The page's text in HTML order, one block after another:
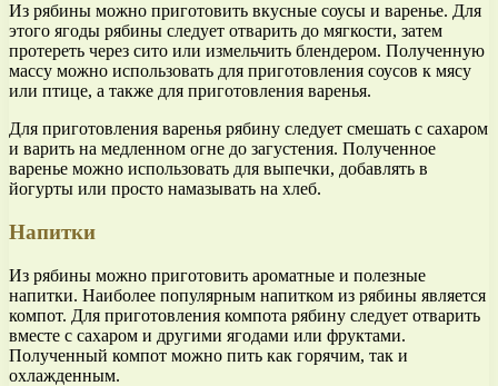
Из рябины можно приготовить вкусные соусы и варенье. Для
этого ягоды рябины следует отварить до мягкости, затем
протереть через сито или измельчить блендером. Полученную
массу можно использовать для приготовления соусов к мясу
или птице, а также для приготовления варенья.
Для приготовления варенья рябину следует смешать с сахаром
и варить на медленном огне до загустения. Полученное
варенье можно использовать для выпечки, добавлять в
йогурты или просто намазывать на хлеб.
Напитки
Из рябины можно приготовить ароматные и полезные
напитки. Наиболее популярным напитком из рябины является
компот. Для приготовления компота рябину следует отварить
вместе с сахаром и другими ягодами или фруктами.
Полученный компот можно пить как горячим, так и
охлажденным.